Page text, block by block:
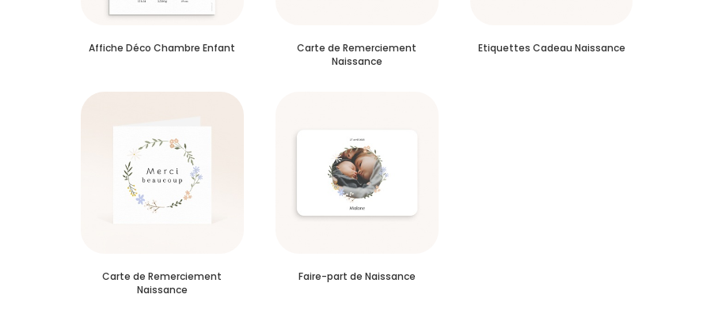
Affiche Déco Chambre Enfant
Carte de Remerciement
Naissance
Etiquettes Cadeau Naissance
Carte de Remerciement
Naissance
Faire-part de Naissance